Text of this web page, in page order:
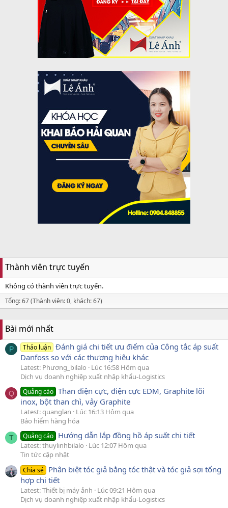
Thành viên trực tuyến
Không có thành viên trực tuyến.
Tổng: 67 (Thành viên: 0, khách: 67)
Bài mới nhất
P Thảo luận Đánh giá chi tiết ưu điểm của Công tắc áp suất
Danfoss so với các thương hiệu khác
Latest: Phương_bilalo
Lúc 16:58 Hôm qua
Dịch vụ doanh nghiệp xuất nhập khẩu-Logistics
Q Quảng cáo Than điện cực, điện cực EDM, Graphite lõi
inox, bột than chì, vảy Graphite
Latest: quanglan
Lúc 16:13 Hôm qua
Bảo hiểm hàng hóa
T Quảng cáo Hướng dẫn lắp đồng hồ áp suất chi tiết
Latest: thuylinhbilalo
Lúc 12:07 Hôm qua
Tin tức cập nhật
Chia sẻ Phân biệt tóc giả bằng tóc thật và tóc giả sợi tổng
hợp chi tiết
Latest: Thiết bị máy ảnh
Lúc 09:21 Hôm qua
Dịch vụ doanh nghiệp xuất nhập khẩu-Logistics